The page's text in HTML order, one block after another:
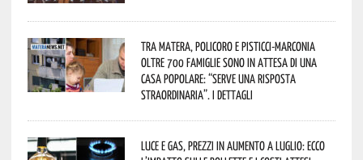
Tra Matera, Policoro e Pisticci-Marconia
oltre 700 famiglie sono in attesa di una
casa popolare: “serve una risposta
straordinaria”. I dettagli
Luce e gas, prezzi in aumento a luglio: ecco